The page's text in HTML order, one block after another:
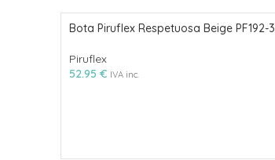
Bota Piruflex Respetuosa Beige PF192-3
Piruflex
52.95 € IVA inc.